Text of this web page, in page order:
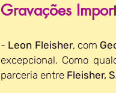
Gravações
- Leon Fleisher, com
excepcional. Como
parceria entre Fleisher,